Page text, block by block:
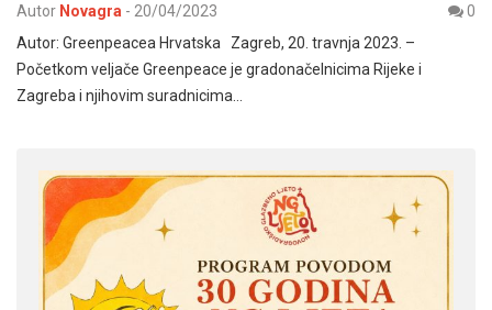
Autor Novagra - 20/04/2023
0
Autor: Greenpeacea Hrvatska Zagreb, 20. travnja 2023. –
Početkom veljače Greenpeace je gradonačelnicima Rijeke i
Zagreba i njihovim suradnicima…